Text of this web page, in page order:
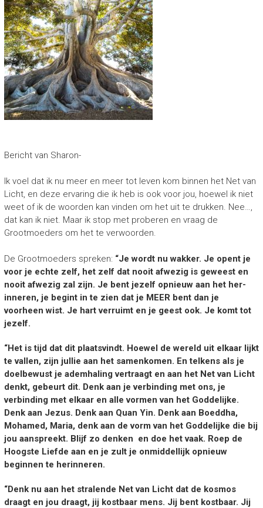
Bericht van Sharon-
Ik voel dat ik nu meer en meer tot leven kom binnen het Net van
Licht, en deze ervaring die ik heb is ook voor jou, hoewel ik niet
weet of ik de woorden kan vinden om het uit te drukken. Nee…,
dat kan ik niet. Maar ik stop met proberen en vraag de
Grootmoeders om het te verwoorden.
De Grootmoeders spreken: “Je wordt nu wakker. Je opent je
voor je echte zelf, het zelf dat nooit afwezig is geweest en
nooit afwezig zal zijn. Je bent jezelf opnieuw aan het her-
inneren, je begint in te zien dat je MEER bent dan je
voorheen wist. Je hart verruimt en je geest ook. Je komt tot
jezelf.
“Het is tijd dat dit plaatsvindt. Hoewel de wereld uit elkaar lijkt
te vallen, zijn jullie aan het samenkomen. En telkens als je
doelbewust je ademhaling vertraagt en aan het Net van Licht
denkt, gebeurt dit. Denk aan je verbinding met ons, je
verbinding met elkaar en alle vormen van het Goddelijke.
Denk aan Jezus. Denk aan Quan Yin. Denk aan Boeddha,
Mohamed, Maria, denk aan de vorm van het Goddelijke die bij
jou aanspreekt. Blijf zo denken en doe het vaak. Roep de
Hoogste Liefde aan en je zult je onmiddellijk opnieuw
beginnen te herinneren.
“Denk nu aan het stralende Net van Licht dat de kosmos
draagt en jou draagt, jij kostbaar mens. Jij bent kostbaar. Jij